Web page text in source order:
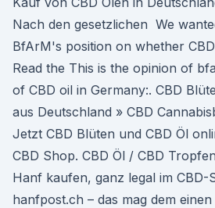
Nach den gesetzlichen We
BfArM's position on whether
Read the This is the opinion of
of CBD oil in Germany:. CBD
aus Deutschland » CBD
Jetzt CBD Blüten und CBD Öl
CBD Shop. CBD Öl / CBD
Hanf kaufen, ganz legal im CBD-
hanfpost.ch – das mag dem